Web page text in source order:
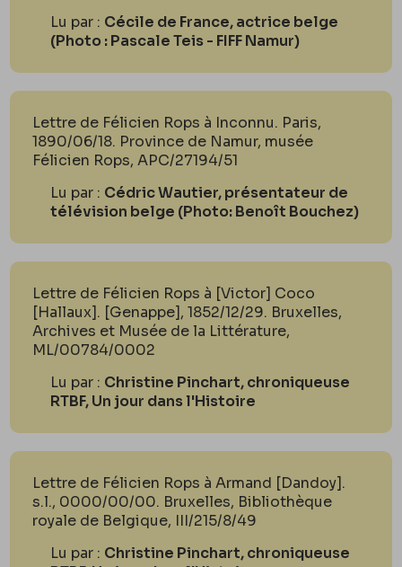
Lu par : Cécile de France, actrice belge
(Photo : Pascale Teis - FIFF Namur)
Lettre de Félicien Rops à Inconnu. Paris,
1890/06/18. Province de Namur, musée
Félicien Rops, APC/27194/51
Lu par : Cédric Wautier, présentateur de
télévision belge (Photo: Benoît Bouchez)
Lettre de Félicien Rops à [Victor] Coco
[Hallaux]. [Genappe], 1852/12/29. Bruxelles,
Archives et Musée de la Littérature,
ML/00784/0002
Lu par : Christine Pinchart, chroniqueuse
RTBF, Un jour dans l'Histoire
Lettre de Félicien Rops à Armand [Dandoy].
s.l., 0000/00/00. Bruxelles, Bibliothèque
royale de Belgique, III/215/8/49
Lu par : Christine Pinchart, chroniqueuse